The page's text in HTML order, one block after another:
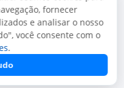
Mono Delivery
fornecer
e analisar o nosso
você consente com o
.